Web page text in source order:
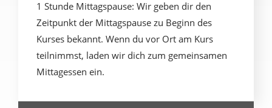
1 Stunde Mittagspause: Wir geben dir den
Zeitpunkt der Mittagspause zu Beginn des
Kurses bekannt. Wenn du vor Ort am Kurs
teilnimmst, laden wir dich zum gemeinsamen
Mittagessen ein.